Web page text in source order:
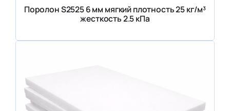
Поролон S2525 6 мм мягкий плотность 25 кг/м³
жесткость 2.5 кПа